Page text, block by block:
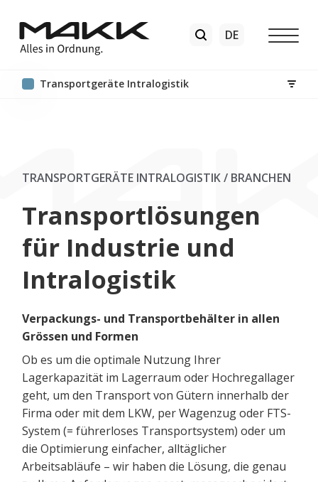
Transport​geräte Intralogistik
TRANSPORT​GERÄTE INTRALOGISTIK/ BRANCHEN
Transportlösungen
für Industrie und
Intralogistik
Verpackungs- und Transportbehälter in allen
Grössen und Formen
Ob es um die optimale Nutzung Ihrer
Lagerkapazität im Lagerraum oder Hochregallager
geht, um den Transport von Gütern innerhalb der
Firma oder mit dem LKW, per Wagenzug oder FTS-
System (= führerloses Transportsystem) oder um
die Optimierung einfacher, alltäglicher
Arbeitsabläufe – wir haben die Lösung, die genau